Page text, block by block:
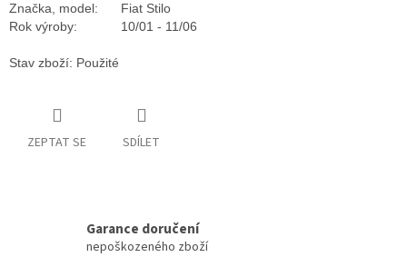
Značka, model:
Fiat Stilo
Rok výroby:
10/01 - 11/06
Stav zboží: Použité
ZEPTAT SE SDÍLET
Garance doručení
nepoškozeného zboží